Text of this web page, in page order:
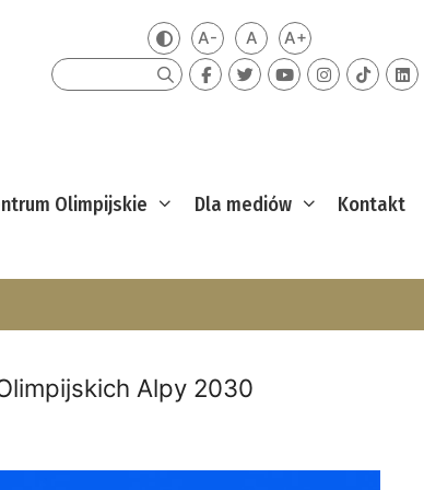
Zmień kontrast
A-Mniejsza czcionka
ADomyślna czcionka
A+Większa
Szukaj
Olimpijskie Dla mediów Kontakt
Alpy 2030